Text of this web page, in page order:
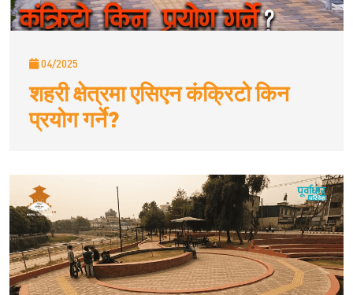
04/2025
शहरी क्षेत्रमा एसिएन कंक्रिटो किन
प्रयोग गर्ने?